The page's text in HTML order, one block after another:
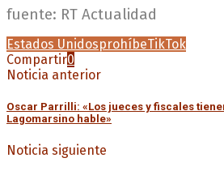
fuente: RT Actualidad
Estados UnidosprohíbeTikTok
Compartir0
Noticia anterior
Oscar Parrilli: «Los jueces y fiscales
Lagomarsino hable»
Noticia siguiente